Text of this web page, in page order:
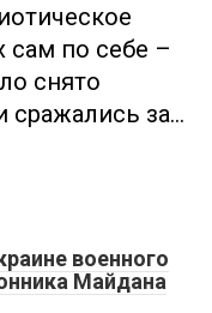
сам по себе –
снято
сражались за…
военного
Майдана